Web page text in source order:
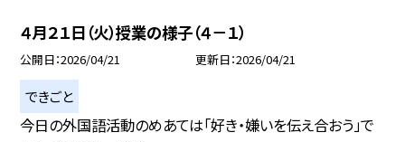
４月２１日（火）授業の様子（４－１）
公開日 2026/04/21 更新日 2026/04/21
できごと
今日の外国語活動のめあては「好き・嫌いを伝え合おう」で